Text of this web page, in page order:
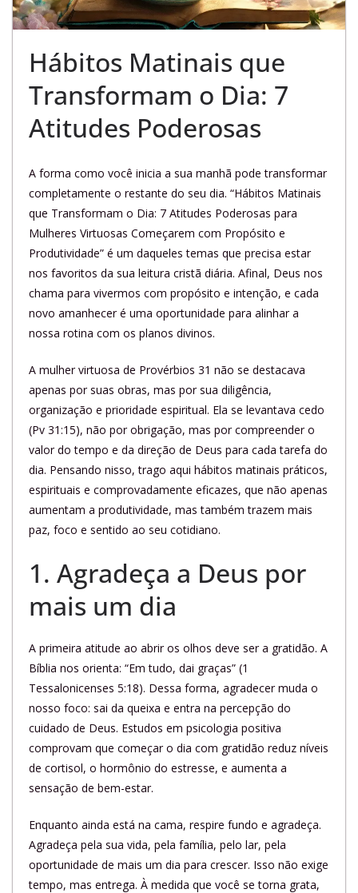
Hábitos Matinais que
Transformam o Dia: 7
Atitudes Poderosas
A forma como você inicia a sua manhã pode transformar
completamente o restante do seu dia. “Hábitos Matinais
que Transformam o Dia: 7 Atitudes Poderosas para
Mulheres Virtuosas Começarem com Propósito e
Produtividade” é um daqueles temas que precisa estar
nos favoritos da sua leitura cristã diária. Afinal, Deus nos
chama para vivermos com propósito e intenção, e cada
novo amanhecer é uma oportunidade para alinhar a
nossa rotina com os planos divinos.
A mulher virtuosa de Provérbios 31 não se destacava
apenas por suas obras, mas por sua diligência,
organização e prioridade espiritual. Ela se levantava cedo
(Pv 31:15), não por obrigação, mas por compreender o
valor do tempo e da direção de Deus para cada tarefa do
dia. Pensando nisso, trago aqui hábitos matinais práticos,
espirituais e comprovadamente eficazes, que não apenas
aumentam a produtividade, mas também trazem mais
paz, foco e sentido ao seu cotidiano.
1. Agradeça a Deus por
mais um dia
A primeira atitude ao abrir os olhos deve ser a gratidão. A
Bíblia nos orienta: “Em tudo, dai graças” (1
Tessalonicenses 5:18). Dessa forma, agradecer muda o
nosso foco: sai da queixa e entra na percepção do
cuidado de Deus. Estudos em psicologia positiva
comprovam que começar o dia com gratidão reduz níveis
de cortisol, o hormônio do estresse, e aumenta a
sensação de bem-estar.
Enquanto ainda está na cama, respire fundo e agradeça.
Agradeça pela sua vida, pela família, pelo lar, pela
oportunidade de mais um dia para crescer. Isso não exige
tempo, mas entrega. À medida que você se torna grata,